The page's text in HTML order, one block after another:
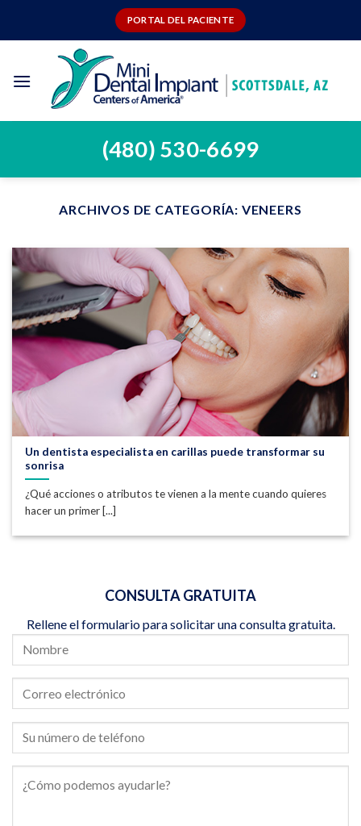
PORTAL DEL PACIENTE
(480) 530-6699
ARCHIVOS DE CATEGORÍA: VENEERS
Un dentista especialista en carillas puede transformar su
sonrisa
¿Qué acciones o atributos te vienen a la mente cuando quieres
hacer un primer [...]
CONSULTA GRATUITA
Rellene el formulario para solicitar una consulta gratuita.